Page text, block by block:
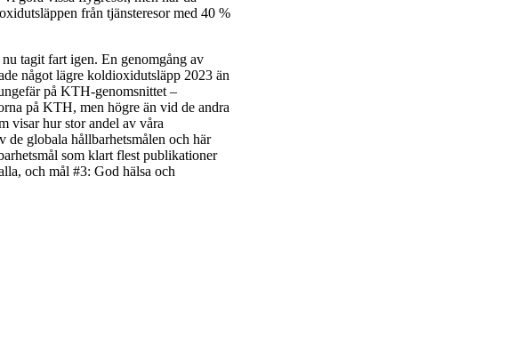
från tjänsteresor med 40 %
tagit fart igen. En genomgång av
något lägre koldioxidutsläpp 2023 än
på KTH-genomsnittet –
på KTH, men högre än vid de andra
visar hur stor andel av våra
de globala hållbarhetsmålen och här
som klart flest publikationer
och mål #3: God hälsa och